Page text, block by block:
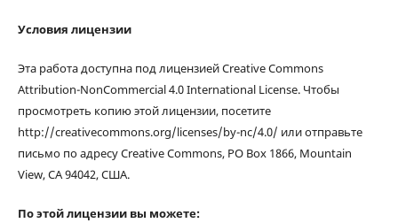
Условия лицензии
Эта работа доступна под лицензией Creative Commons
Attribution-NonCommercial 4.0 International License. Чтобы
просмотреть копию этой лицензии, посетите
http://creativecommons.org/licenses/by-nc/4.0/ или отправьте
письмо по адресу Creative Commons, PO Box 1866, Mountain
View, CA 94042, США.
По этой лицензии вы можете: